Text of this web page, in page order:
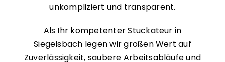
unkompliziert und transparent.
Als Ihr kompetenter Stuckateur in
Siegelsbach legen wir großen Wert auf
Zuverlässigkeit, saubere Arbeitsabläufe und